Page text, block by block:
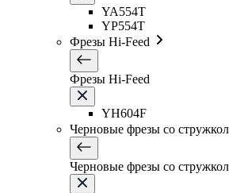
YA554T
YP554T
Фрезы Hi-Feed
Фрезы Hi-Feed
YH604F
Черновые фрезы со
Черновые фрезы со